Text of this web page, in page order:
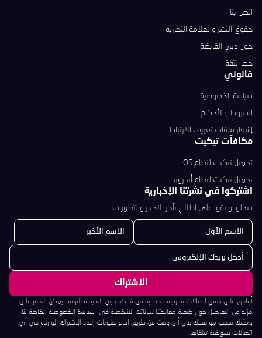
اشتركوا في نشرتنا الإخبارية
سجلوا وابقوا على اطلاع بآخر الأخبار والتطورات
أوافق على تلقي اتصالات تسويقية حصرية من شركة دبي القابضة للترفيه. يمكن العثور على
مزيد من التفاصيل حول كيفية معالجتنا لبياناتك الشخصية في
سياسة الخصوصية الخاصة بنا.
يمكنك سحب موافقتك في أي وقت عن طريق اتباع تعليمات إلغاء الاشتراك الواردة في أي
اتصالات تسويقية تتلقاها.
اتصل بنا
حقوق النشر والعلامة التجارية
حول دبي القابضة
خط الثقة
قانوني
سياسة الخصوصية
الشروط والأحكام
إشعار ملفات تعريف الارتباط
مكافآت تيكيت
تحميل تيكيت لنظام iOS
تحميل تيكيت لنظام أندرويد